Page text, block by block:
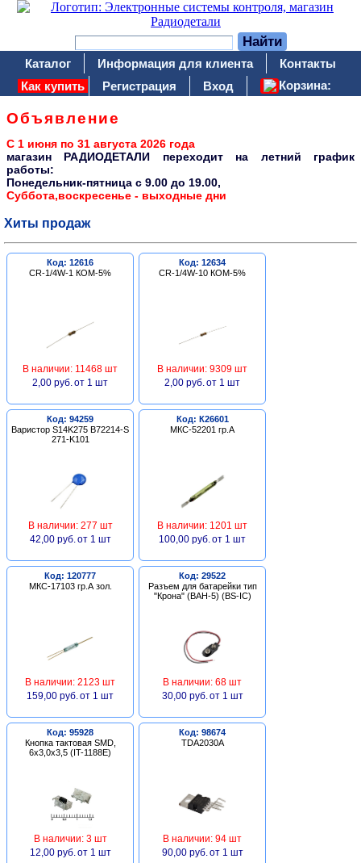
Каталог Информация для клиента
Контакты
Как купить
Регистрация Вход Корзина:
Объявление
С 1 июня по 31 августа 2026 года
магазин РАДИОДЕТАЛИ переходит на летний график
работы:
Понедельник-пятница c 9.00 до 19.00,
Суббота,воскресенье - выходные дни
Хиты продаж
Код: 12616
CR-1/4W-1 КОМ-5%
В наличии: 11468 шт
2,00 руб. от 1 шт
Код: 12634
CR-1/4W-10 КОМ-5%
В наличии: 9309 шт
2,00 руб. от 1 шт
Код: 94259
Варистор S14K275 B72214-S
271-K101
В наличии: 277 шт
42,00 руб. от 1 шт
Код: К26601
МКС-52201 гр.А
В наличии: 1201 шт
100,00 руб. от 1 шт
Код: 120777
МКС-17103 гр.А зол.
В наличии: 2123 шт
159,00 руб. от 1 шт
Код: 29522
Разъем для батарейки тип
"Крона" (BAH-5) (BS-IC)
В наличии: 68 шт
30,00 руб. от 1 шт
Код: 95928
Кнопка тактовая SMD,
6х3,0х3,5 (IT-1188E)
В наличии: 3 шт
12,00 руб. от 1 шт
Код: 98674
TDA2030A
В наличии: 94 шт
90,00 руб. от 1 шт